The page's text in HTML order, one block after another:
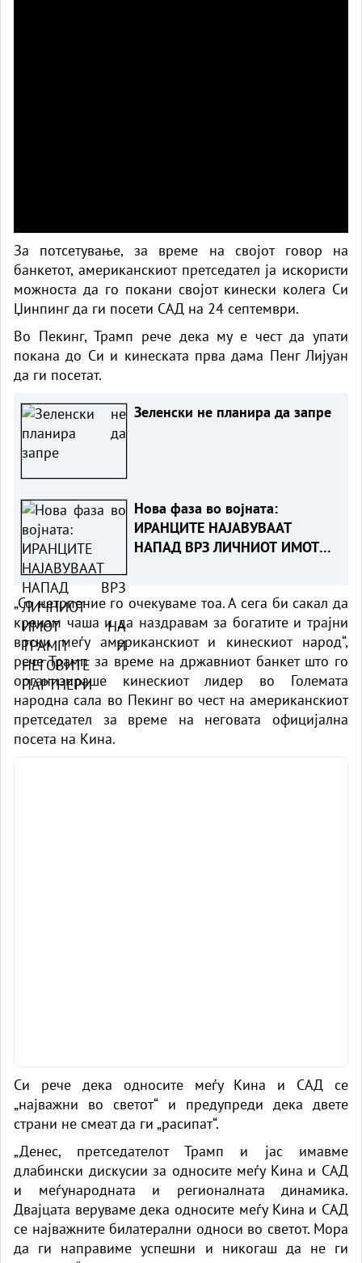
За потсетување, за време на својот говор на
банкетот, американскиот претседател ја искористи
можноста да го покани својот кинески колега Си
Џинпинг да ги посети САД на 24 септември.
Во Пекинг, Трамп рече дека му е чест да упати
покана до Си и кинеската прва дама Пенг Лијуан
да ги посетат.
Зеленски не планира да запре
Нова фаза во војната:
ИРАНЦИТЕ НАЈАВУВААТ
НАПАД ВРЗ ЛИЧНИОТ ИМОТ
„Со нетрпение го очекуваме тоа. А сега би сакал да
кренам чаша и да наздравам за богатите и трајни
врски меѓу американскиот и кинескиот народ“,
рече Трамп за време на државниот банкет што го
организираше кинескиот лидер во Големата
народна сала во Пекинг во чест на американскиот
претседател за време на неговата официјална
посета на Кина.
Си рече дека односите меѓу Кина и САД се
„најважни во светот“ и предупреди дека двете
страни не смеат да ги „расипат“.
„Денес, претседателот Трамп и јас имавме
длабински дискусии за односите меѓу Кина и САД
и меѓународната и регионалната динамика.
Двајцата веруваме дека односите меѓу Кина и САД
се најважните билатерални односи во светот. Мора
да ги направиме успешни и никогаш да не ги